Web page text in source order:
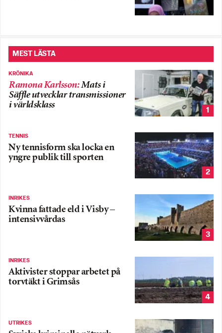
MEST LÄSTA
KRÖNIKA
Ramona Karlsson:Mats i
Säffle utvecklar transmissioner
i världsklass
1
TENNIS
Ny tennisform ska locka en
yngre publik till sporten
2
INRIKES
Kvinna fattade eld i Visby –
intensivvårdas
3
INRIKES
Aktivister stoppar arbetet på
torvtäkt i Grimsås
4
UTRIKES